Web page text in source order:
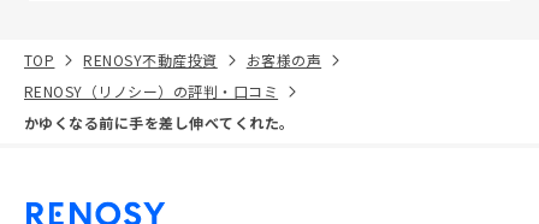
TOP RENOSY不動産投資
お客様の声
RENOSY（リノシー）の評判・口コミ
かゆくなる前に手を差し伸べてくれた。